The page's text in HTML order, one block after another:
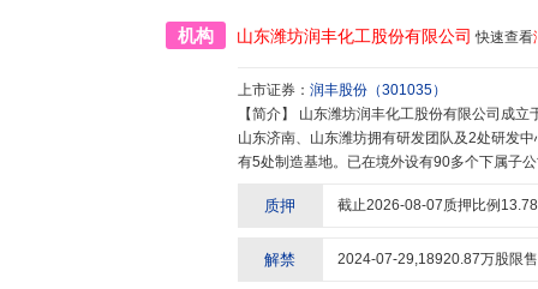
机构 山东潍坊润丰化工股份有限公司 快速查看
上市证券： 润丰股份 （301035）
【简介】
山东济南、山东潍坊拥有研发团队及2处研发
有5处制造基地。已在境外设有90多个下属子
三。公司已通过海关AEO高级认证,先后获得“
司的愿景。作为一家中国本土诞生的跨国作物
质押 截止2026-08-07质押比例 13.78
解禁 2024-07-29,18920.87万股限